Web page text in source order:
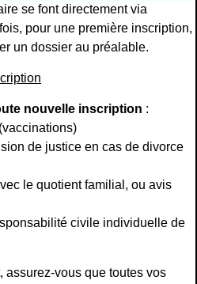
se font directement via
pour une première inscription,
un dossier au préalable.
nouvelle inscription :
de justice en cas de divorce
le quotient familial, ou avis
civile individuelle de
assurez-vous que toutes vos